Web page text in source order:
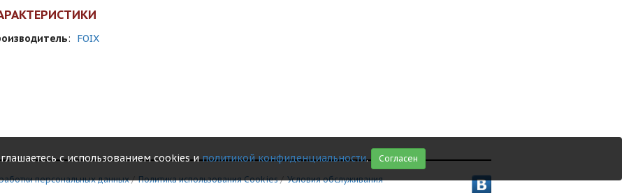
: FOIX
персональных данных/Политика использования Сookies/Условия обслуживания
с использованием cookies иполитикой конфиденциальности. Согласен